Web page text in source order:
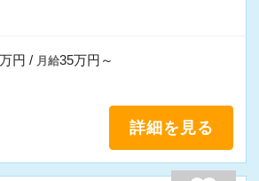
た集計、Wordでの文書作成
円 / 月給35万円～
詳細を見る